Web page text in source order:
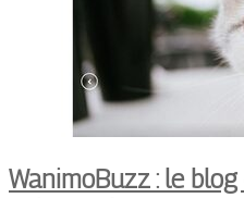
WanimoBuzz : le